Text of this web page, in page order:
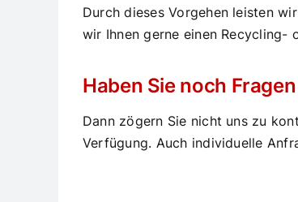
Durch dieses Vorgehen leisten
wir Ihnen gerne einen Recycling-
Haben Sie noch
Dann zögern Sie nicht uns zu
Verfügung. Auch individuelle